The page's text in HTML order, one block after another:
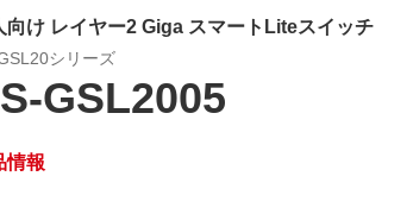
向け レイヤー2 Giga スマートLiteスイッチ
シリーズ
GSL2005
情報